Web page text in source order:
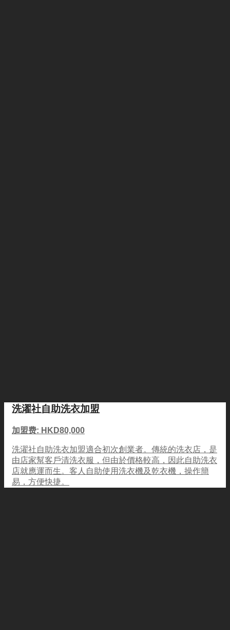
洗濯社自助洗衣加盟
加盟费: HKD80,000
洗濯社自助洗衣加盟適合初次創業者。傳統的洗衣店，是
由店家幫客戶清洗衣服，但由於價格較高，因此自助洗衣
店就應運而生。客人自助使用洗衣機及乾衣機，操作簡
易，方便快捷。